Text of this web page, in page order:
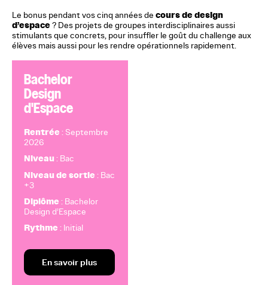
Le bonus pendant vos cinq années de cours de design
d’espace? Des projets de groupes interdisciplinaires aussi
stimulants que concrets, pour insuffler le goût du challenge aux
élèves mais aussi pour les rendre opérationnels rapidement.
Bachelor
Design
d'Espace
Rentrée : Septembre
2026
Niveau : Bac
Niveau de sortie : Bac
+3
Diplôme : Bachelor
Design d’Espace
Rythme : Initial
En savoir plus